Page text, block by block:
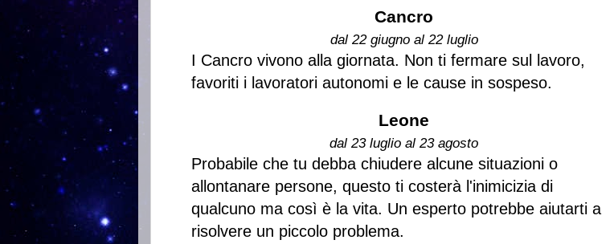
Cancro
dal 22 giugno al 22 luglio
I Cancro vivono alla giornata. Non ti fermare sul lavoro,
favoriti i lavoratori autonomi e le cause in sospeso.
Leone
dal 23 luglio al 23 agosto
Probabile che tu debba chiudere alcune situazioni o
allontanare persone, questo ti costerà l'inimicizia di
qualcuno ma così è la vita. Un esperto potrebbe aiutarti a
risolvere un piccolo problema.